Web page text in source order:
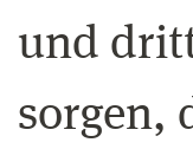
und
sorgen,